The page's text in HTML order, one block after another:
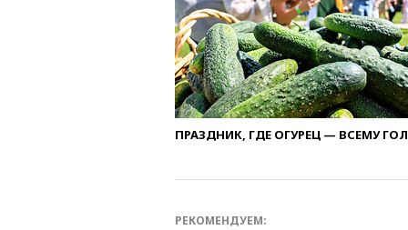
ПРАЗДНИК, ГДЕ ОГУРЕЦ — ВСЕМУ
РЕКОМЕНДУЕМ: